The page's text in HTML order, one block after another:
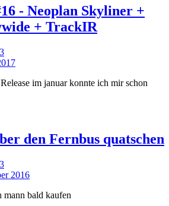
- Neoplan Skyliner +
+ TrackIR
im januar konnte ich mir schon
den Fernbus quatschen
2016
mann bald kaufen